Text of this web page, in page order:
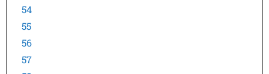
54
55
56
57